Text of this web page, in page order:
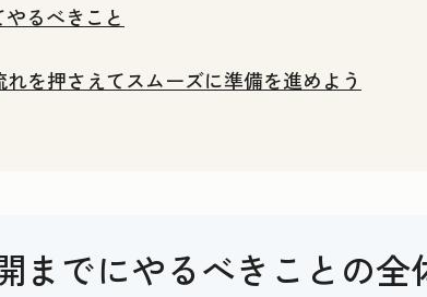
るべきこと
を押さえてスムーズに準備を進めよう
までにやるべきことの全